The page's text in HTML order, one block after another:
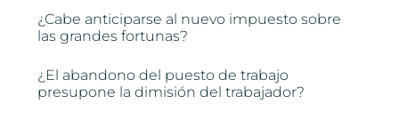
¿Cabe anticiparse al nuevo impuesto sobre
las grandes fortunas?
¿El abandono del puesto de trabajo
presupone la dimisión del trabajador?